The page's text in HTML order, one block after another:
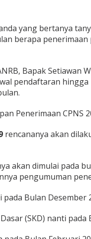
yang bertanya
berapa
Bapak Setiawan
pendaftaran
Penerimaan CPNS
rencananya akan
akan dimulai pada
pengumuman
Bulan Desember
(SKD) nanti pada